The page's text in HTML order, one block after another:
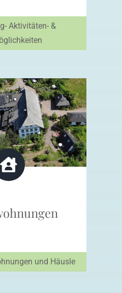
Aktivitäten- &
und Häusle